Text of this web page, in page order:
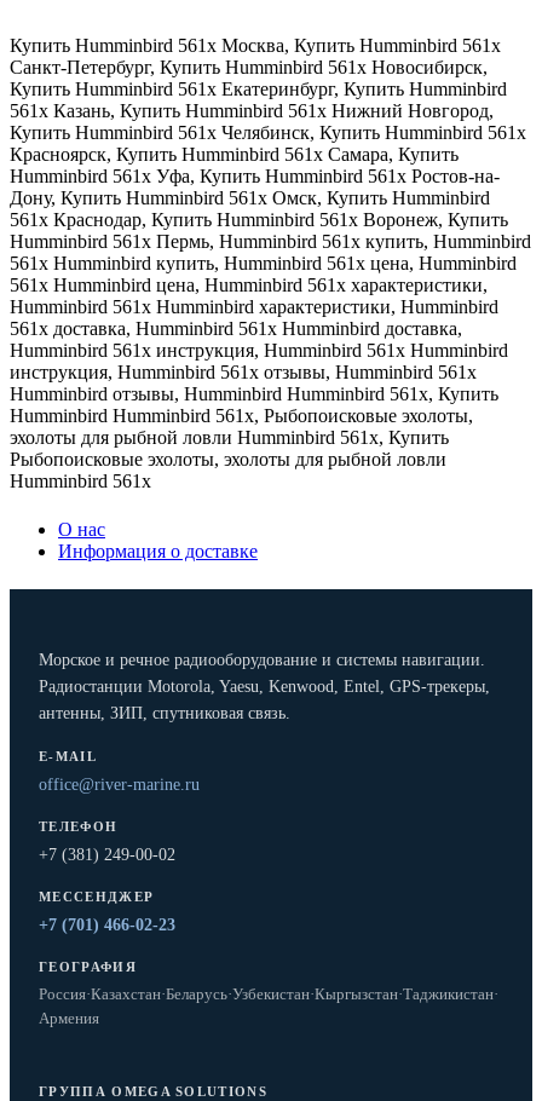
Купить Humminbird 561x Москва, Купить Humminbird 561x
Санкт-Петербург, Купить Humminbird 561x Новосибирск,
Купить Humminbird 561x Екатеринбург, Купить Humminbird
561x Казань, Купить Humminbird 561x Нижний Новгород,
Купить Humminbird 561x Челябинск, Купить Humminbird 561x
Красноярск, Купить Humminbird 561x Самара, Купить
Humminbird 561x Уфа, Купить Humminbird 561x Ростов-на-
Дону, Купить Humminbird 561x Омск, Купить Humminbird
561x Краснодар, Купить Humminbird 561x Воронеж, Купить
Humminbird 561x Пермь, Humminbird 561x купить, Humminbird
561x Humminbird купить, Humminbird 561x цена, Humminbird
561x Humminbird цена, Humminbird 561x характеристики,
Humminbird 561x Humminbird характеристики, Humminbird
561x доставка, Humminbird 561x Humminbird доставка,
Humminbird 561x инструкция, Humminbird 561x Humminbird
инструкция, Humminbird 561x отзывы, Humminbird 561x
Humminbird отзывы, Humminbird Humminbird 561x, Купить
Humminbird Humminbird 561x, Рыбопоисковые эхолоты,
эхолоты для рыбной ловли Humminbird 561x, Купить
Рыбопоисковые эхолоты, эхолоты для рыбной ловли
Humminbird 561x
О нас
Информация о доставке
Морское и речное радиооборудование и системы навигации.
Радиостанции Motorola, Yaesu, Kenwood, Entel, GPS-трекеры,
антенны, ЗИП, спутниковая связь.
E-MAIL
office@river-marine.ru
ТЕЛЕФОН
+7 (381) 249-00-02
МЕССЕНДЖЕР
+7 (701) 466-02-23
ГЕОГРАФИЯ
Россия·Казахстан·Беларусь·Узбекистан·Кыргызстан·Таджикистан·
Армения
ГРУППА OMEGA SOLUTIONS